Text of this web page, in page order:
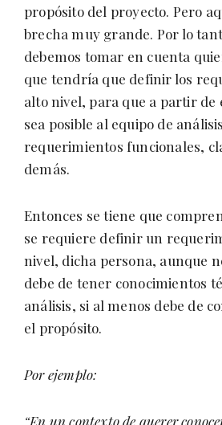
propósito del proyecto. Pero
brecha muy grande. Por lo
debemos tomar en cuenta
que tendría que definir los
alto nivel, para que a partir de
sea posible al equipo de
requerimientos funcionales,
demás.
Entonces se tiene que
se requiere definir un
nivel, dicha persona, aunque
debe de tener conocimientos
análisis, si al menos debe de
el propósito.
Por ejemplo:
“En un contexto de querer